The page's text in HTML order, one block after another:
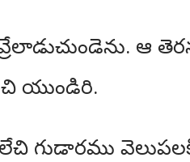
ఆ
యుండిరి.
గుడారము